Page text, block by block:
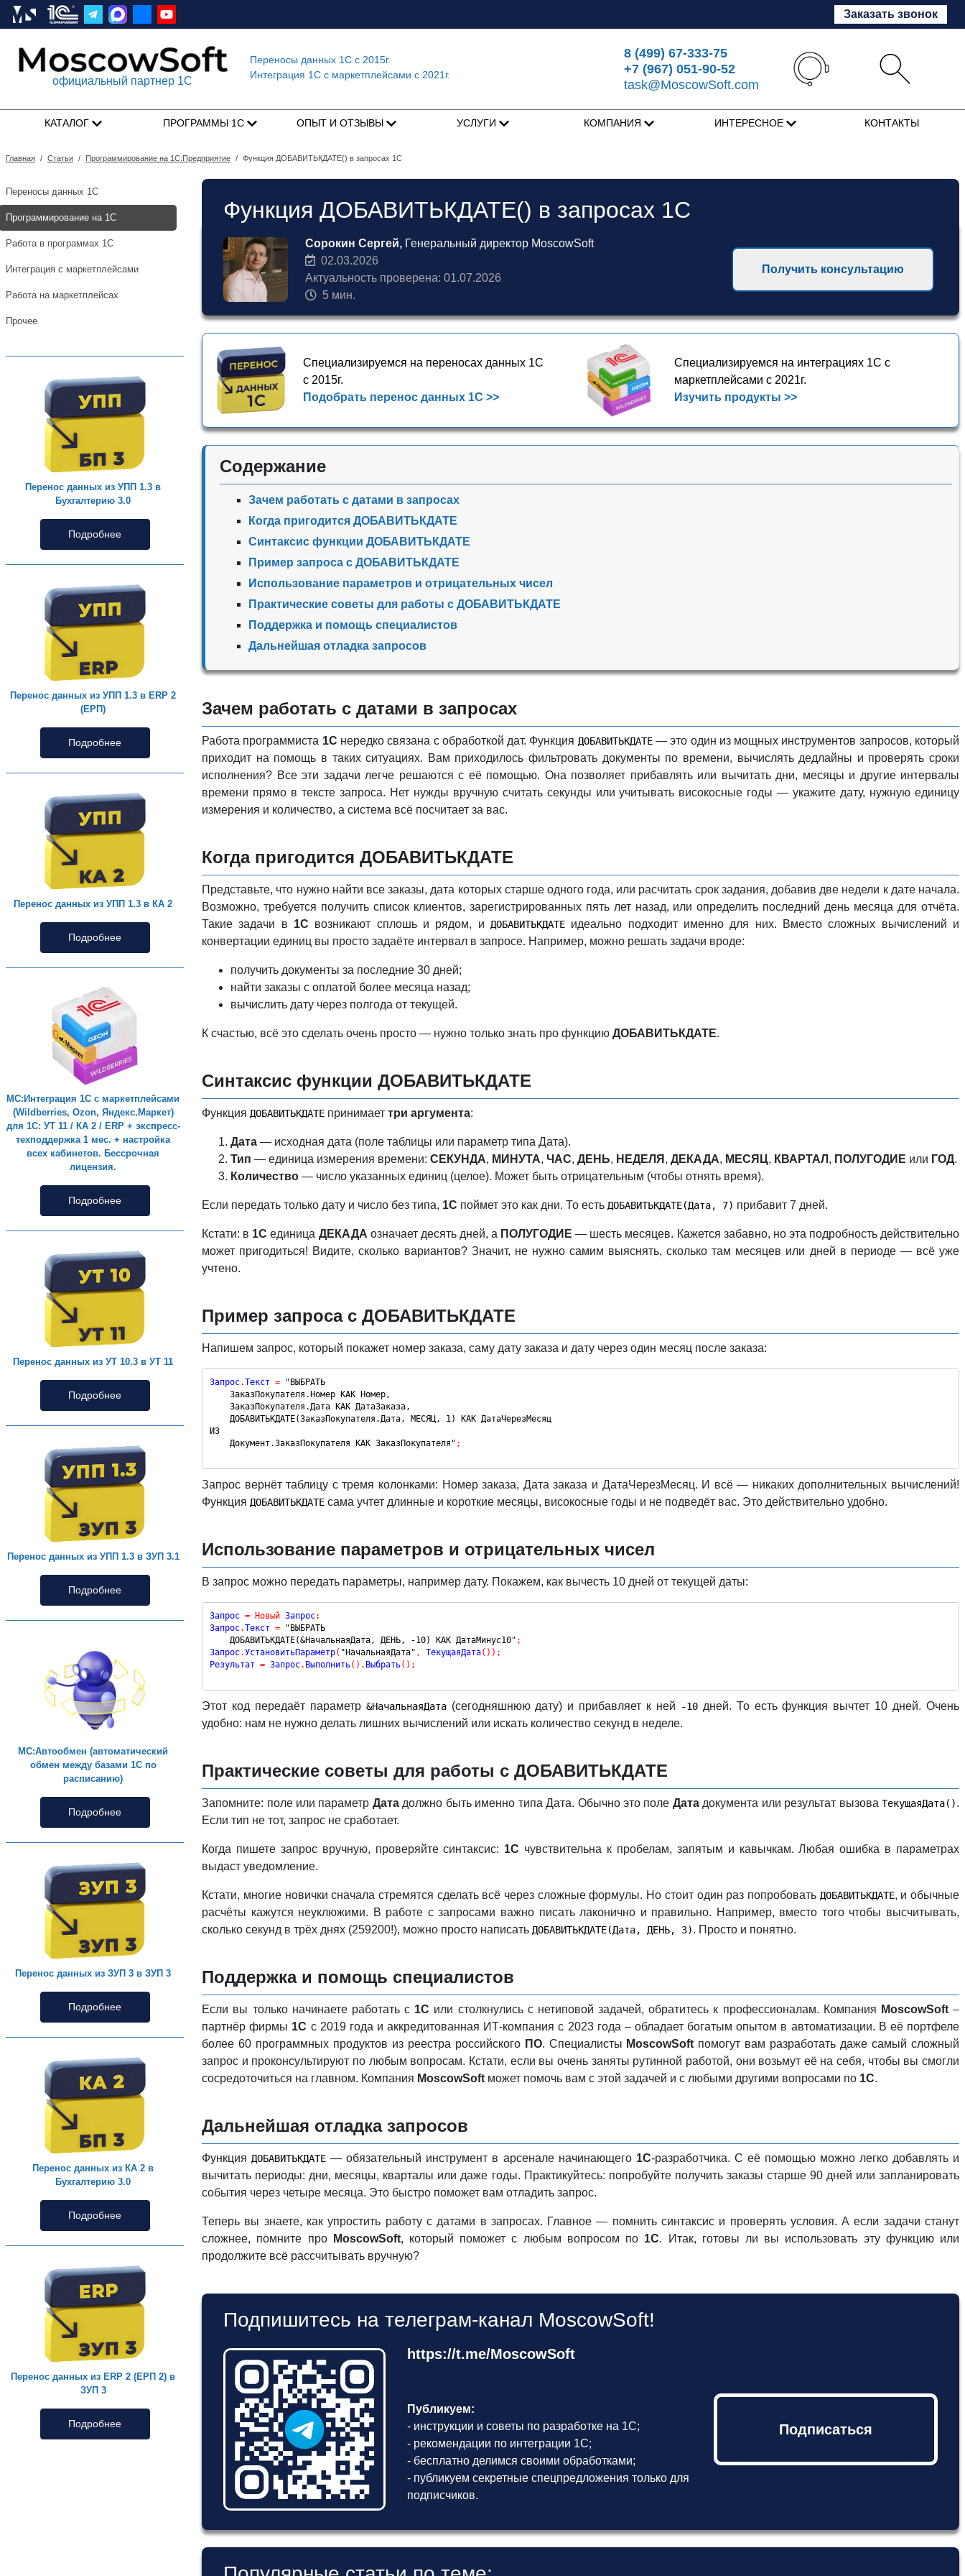
Заказать звонок
официальный партнер 1С
Переносы данных 1Сс 2015г.
Интеграция 1C с маркетплейсами с 2021г.
8 (499) 67-333-75
+7 (967) 051-90-52
task@MoscowSoft.com
КАТАЛОГ ПРОГРАММЫ 1С ОПЫТ И ОТЗЫВЫ УСЛУГИ КОМПАНИЯ ИНТЕРЕСНОЕ КОНТАКТЫ
Главная / Статьи / Программирование на 1С:Предприятие / Функция ДОБАВИТЬКДАТЕ() в запросах 1С
Переносы данных 1С
Программирование на 1С
Работа в программах 1С
Интеграция с маркетплейсами
Работа на маркетплейсах
Прочее
Перенос данных из УПП 1.3 в
Бухгалтерию 3.0
Подробнее
Перенос данных из УПП 1.3 в ERP 2
(ЕРП)
Подробнее
Перенос данных из УПП 1.3 в КА 2
Подробнее
МС:Интеграция 1С с маркетплейсами
(Wildberries, Ozon, Яндекс.Маркет)
для 1С: УТ 11 / КА 2 / ERP + экспресс-
техподдержка 1 мес. + настройка
всех кабинетов. Бессрочная
лицензия.
Подробнее
Перенос данных из УТ 10.3 в УТ 11
Подробнее
Перенос данных из УПП 1.3 в ЗУП 3.1
Подробнее
МС:Автообмен (автоматический
обмен между базами 1С по
расписанию)
Подробнее
Перенос данных из ЗУП 3 в ЗУП 3
Подробнее
Перенос данных из КА 2 в
Бухгалтерию 3.0
Подробнее
Перенос данных из ERP 2 (ЕРП 2) в
ЗУП 3
Подробнее
Функция ДОБАВИТЬКДАТЕ() в запросах 1С
Сорокин Сергей, Генеральный директор MoscowSoft
02.03.2026
Актуальность проверена: 01.07.2026
5 мин.
Получить консультацию
Специализируемся на переносах данных 1С
с 2015г.
Подобрать перенос данных 1С >>
Специализируемся на интеграциях 1С с
маркетплейсами с 2021г.
Изучить продукты >>
Содержание
Зачем работать с датами в запросах
Когда пригодится ДОБАВИТЬКДАТЕ
Синтаксис функции ДОБАВИТЬКДАТЕ
Пример запроса с ДОБАВИТЬКДАТЕ
Использование параметров и отрицательных чисел
Практические советы для работы с ДОБАВИТЬКДАТЕ
Поддержка и помощь специалистов
Дальнейшая отладка запросов
Зачем работать с датами в запросах
Работа программиста 1С нередко связана с обработкой дат. Функция ДОБАВИТЬКДАТЕ— это один из мощных инструментов запросов, который
приходит на помощь в таких ситуациях. Вам приходилось фильтровать документы по времени, вычислять дедлайны и проверять сроки
исполнения? Все эти задачи легче решаются с её помощью. Она позволяет прибавлять или вычитать дни, месяцы и другие интервалы
времени прямо в тексте запроса. Нет нужды вручную считать секунды или учитывать високосные годы — укажите дату, нужную единицу
измерения и количество, а система всё посчитает за вас.
Когда пригодится ДОБАВИТЬКДАТЕ
Представьте, что нужно найти все заказы, дата которых старше одного года, или расчитать срок задания, добавив две недели к дате начала.
Возможно, требуется получить список клиентов, зарегистрированных пять лет назад, или определить последний день месяца для отчёта.
Такие задачи в 1С возникают сплошь и рядом, и ДОБАВИТЬКДАТЕ идеально подходит именно для них. Вместо сложных вычислений и
конвертации единиц вы просто задаёте интервал в запросе. Например, можно решать задачи вроде:
получить документы за последние 30 дней;
найти заказы с оплатой более месяца назад;
вычислить дату через полгода от текущей.
К счастью, всё это сделать очень просто — нужно только знать про функциюДОБАВИТЬКДАТЕ.
Синтаксис функции ДОБАВИТЬКДАТЕ
Функция ДОБАВИТЬКДАТЕ принимаеттри аргумента:
Дата — исходная дата (поле таблицы или параметр типа Дата).
Тип — единица измерения времени:СЕКУНДА, МИНУТА,ЧАС,ДЕНЬ, НЕДЕЛЯ ,ДЕКАДА, МЕСЯЦ, КВАРТАЛ , ПОЛУГОДИЕ или ГОД.
Количество — число указанных единиц (целое). Может быть отрицательным (чтобы отнять время).
Если передать только дату и число без типа, 1С поймет это как дни. То есть ДОБАВИТЬКДАТЕ(Дата, 7) прибавит 7 дней.
Кстати: в 1С единица ДЕКАДА означает десять дней, а ПОЛУГОДИЕ — шесть месяцев. Кажется забавно, но эта подробность действительно
может пригодиться! Видите, сколько вариантов? Значит, не нужно самим выяснять, сколько там месяцев или дней в периоде — всё уже
учтено.
Пример запроса с ДОБАВИТЬКДАТЕ
Напишем запрос, который покажет номер заказа, саму дату заказа и дату через один месяц после заказа:
Запрос.Текст =
"ВЫБРАТЬ
    ЗаказПокупателя.Номер КАК Номер,
    ЗаказПокупателя.Дата КАК ДатаЗаказа,
    ДОБАВИТЬКДАТЕ(ЗаказПокупателя.Дата, МЕСЯЦ, 1) КАК ДатаЧерезМесяц
ИЗ
    Документ.ЗаказПокупателя КАК ЗаказПокупателя"
;
Запрос вернёт таблицу с тремя колонками: Номер заказа, Дата заказа и ДатаЧерезМесяц. И всё — никаких дополнительных вычислений!
Функция ДОБАВИТЬКДАТЕ сама учтет длинные и короткие месяцы, високосные годы и не подведёт вас. Это действительно удобно.
Использование параметров и отрицательных чисел
В запрос можно передать параметры, например дату. Покажем, как вычесть 10 дней от текущей даты:
Запрос = Новый Запрос;
Запрос.Текст =
"ВЫБРАТЬ
    ДОБАВИТЬКДАТЕ(&НачальнаяДата, ДЕНЬ, -10) КАК ДатаМинус10"
;
Запрос.УстановитьПараметр( "НачальнаяДата" , ТекущаяДата( ) ) ;
Результат = Запрос. Выполнить( ) . Выбрать( ) ;
Этот код передаёт параметр &НачальнаяДата(сегодняшнюю дату) и прибавляет к ней -10дней. То есть функция вычтет 10 дней. Очень
удобно: нам не нужно делать лишних вычислений или искать количество секунд в неделе.
Практические советы для работы с ДОБАВИТЬКДАТЕ
Запомните: поле или параметр Датадолжно быть именно типа Дата. Обычно это поле Датадокумента или результат вызоваТекущаяДата().
Если тип не тот, запрос не сработает.
Когда пишете запрос вручную, проверяйте синтаксис: 1С чувствительна к пробелам, запятым и кавычкам. Любая ошибка в параметрах
выдаст уведомление.
Кстати, многие новички сначала стремятся сделать всё через сложные формулы. Но стоит один раз попробовать ДОБАВИТЬКДАТЕ, и обычные
расчёты кажутся неуклюжими. В работе с запросами важно писать лаконично и правильно. Например, вместо того чтобы высчитывать,
сколько секунд в трёх днях (259200!), можно просто написать ДОБАВИТЬКДАТЕ(Дата, ДЕНЬ, 3). Просто и понятно.
Поддержка и помощь специалистов
Если вы только начинаете работать с 1С или столкнулись с нетиповой задачей, обратитесь к профессионалам. Компания MoscowSoft–
партнёр фирмы 1С с 2019 года и аккредитованная ИТ-компания с 2023 года – обладает богатым опытом в автоматизации. В её портфеле
более 60 программных продуктов из реестра российского ПО. Специалисты MoscowSoft помогут вам разработать даже самый сложный
запрос и проконсультируют по любым вопросам. Кстати, если вы очень заняты рутинной работой, они возьмут её на себя, чтобы вы смогли
сосредоточиться на главном. Компания MoscowSoft может помочь вам с этой задачей и с любыми другими вопросами по 1С.
Дальнейшая отладка запросов
Функция ДОБАВИТЬКДАТЕ — обязательный инструмент в арсенале начинающего 1С-разработчика. С её помощью можно легко добавлять и
вычитать периоды: дни, месяцы, кварталы или даже годы. Практикуйтесь: попробуйте получить заказы старше 90 дней или запланировать
события через четыре месяца. Это быстро поможет вам отладить запрос.
Теперь вы знаете, как упростить работу с датами в запросах. Главное — помнить синтаксис и проверять условия. А если задачи станут
сложнее, помните про
MoscowSoft, который поможет с любым вопросом по 1С. Итак, готовы ли вы использовать эту функцию или
продолжите всё рассчитывать вручную?
Подпишитесь на телеграм-канал MoscowSoft!
https://t.me/MoscowSoft
Публикуем:
- инструкции и советы по разработке на 1С;
- рекомендации по интеграции 1С;
- бесплатно делимся своими обработками;
- публикуем секретные спецпредложения только для
подписчиков.
Подписаться